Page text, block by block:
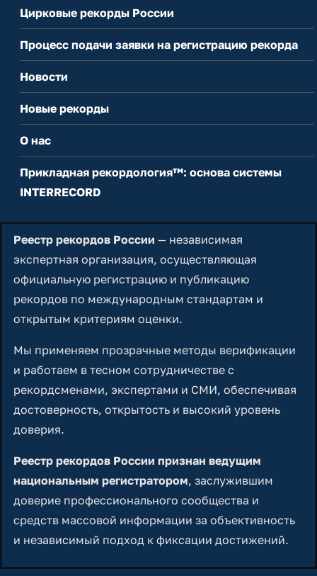
Цирковые рекорды России
Процесс подачи заявки на регистрацию рекорда
Новости
Новые рекорды
О нас
Прикладная рекордология™: основа системы
INTERRECORD
Реестр рекордов России — независимая
экспертная организация, осуществляющая
официальную регистрацию и публикацию
рекордов по международным стандартам и
открытым критериям оценки.
Мы применяем прозрачные методы верификации
и работаем в тесном сотрудничестве с
рекордсменами, экспертами и СМИ, обеспечивая
достоверность, открытость и высокий уровень
доверия.
Реестр рекордов России признан ведущим
национальным регистратором, заслужившим
доверие профессионального сообщества и
средств массовой информации за объективность
и независимый подход к фиксации достижений.